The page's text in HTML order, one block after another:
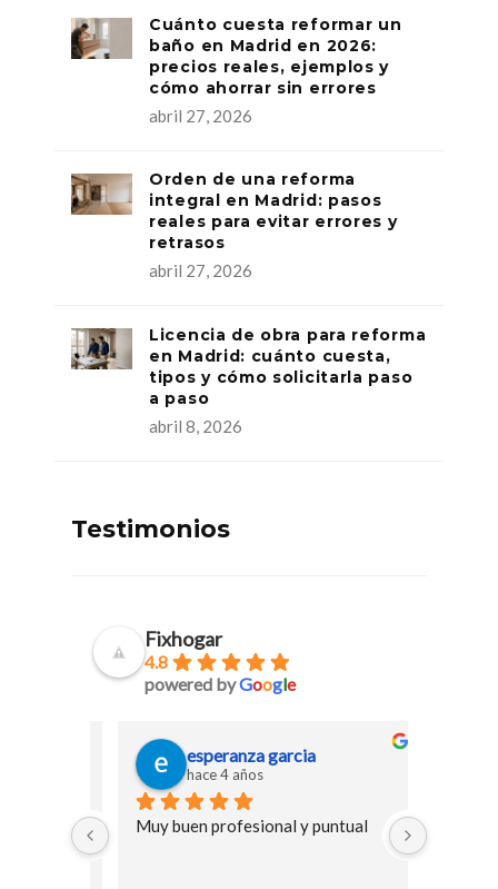
Cuánto cuesta reformar un
baño en Madrid en 2026:
precios reales, ejemplos y
cómo ahorrar sin errores
abril 27, 2026
Orden de una reforma
integral en Madrid: pasos
reales para evitar errores y
retrasos
abril 27, 2026
Licencia de obra para reforma
en Madrid: cuánto cuesta,
tipos y cómo solicitarla paso
a paso
abril 8, 2026
Testimonios
Fixhogar
4.8
powered byGoogle
esperanza garcia
hace 4 años
Muy buen profesional y puntual